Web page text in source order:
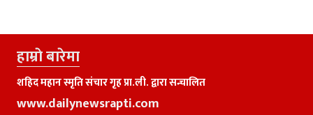
हाम्राे बारेमा
शहिद महान स्मृति संचार गृह प्रा.ली. द्वारा सन्चालित
www.dailynewsrapti.com